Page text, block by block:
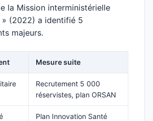
la Mission interministérielle
» (2022) a identifié 5
majeurs.
Mesure suite
Recrutement 5 000
réservistes, plan ORSAN
Plan Innovation Santé